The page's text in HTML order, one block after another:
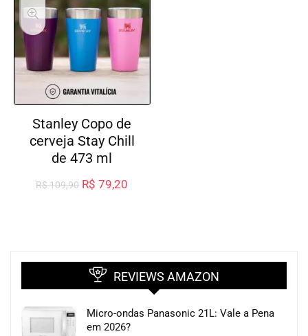
Stanley Copo de
cerveja Stay Chill
de 473 ml
R$109,90 R$ 79,20
REVIEWS AMAZON
Micro-ondas Panasonic 21L: Vale a Pena
em 2026?